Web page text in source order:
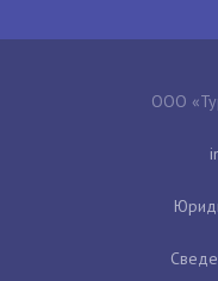
ООО